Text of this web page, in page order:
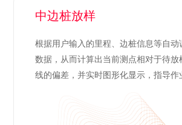
中边桩放样
根据用户输入的里程、边桩信息等自动
数据，从而计算出当前测点相对于待放
线的偏差，并实时图形化显示，指导作